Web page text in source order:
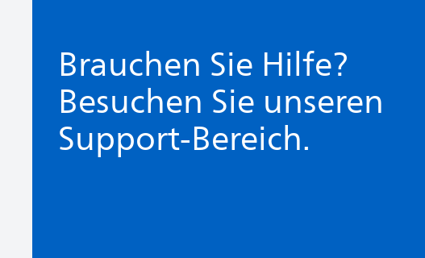
Brauchen Sie Hilfe?
Besuchen Sie unseren
Support-Bereich.